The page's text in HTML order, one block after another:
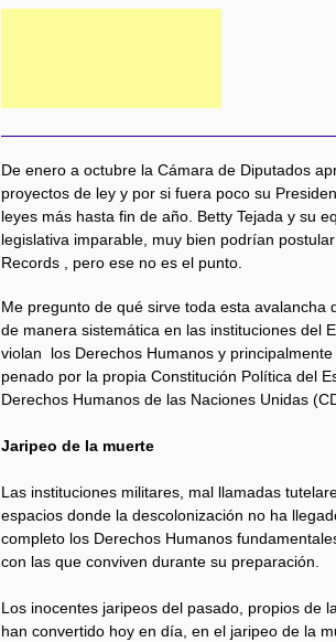
De enero a octubre la Cámara de Diputados
proyectos de ley y por si fuera poco su
leyes más hasta fin de año. Betty Tejada y su
legislativa imparable, muy bien podrían
Records , pero ese no es el punto.
Me pregunto de qué sirve toda esta avalancha
de manera sistemática en las instituciones del
violan los Derechos Humanos y
penado por la propia Constitución Política del
Derechos Humanos de las Naciones Unidas
Jaripeo de la muerte
Las instituciones militares, mal llamadas
espacios donde la descolonización no ha
completo los Derechos Humanos
con las que conviven durante su preparación.
Los inocentes jaripeos del pasado, propios de
han convertido hoy en día, en el jaripeo de la